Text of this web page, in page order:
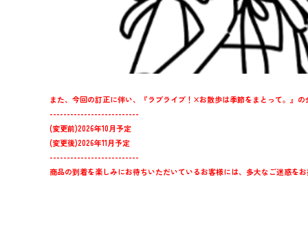
また、今回の訂正に伴い、『ラブライブ！×お散歩は季節をまとって。』
--------------------------
(変更前)2026年10月予定
(変更後)2026年11月予定
--------------------------
商品の到着を楽しみにお待ちいただいているお客様には、多大なご迷惑を